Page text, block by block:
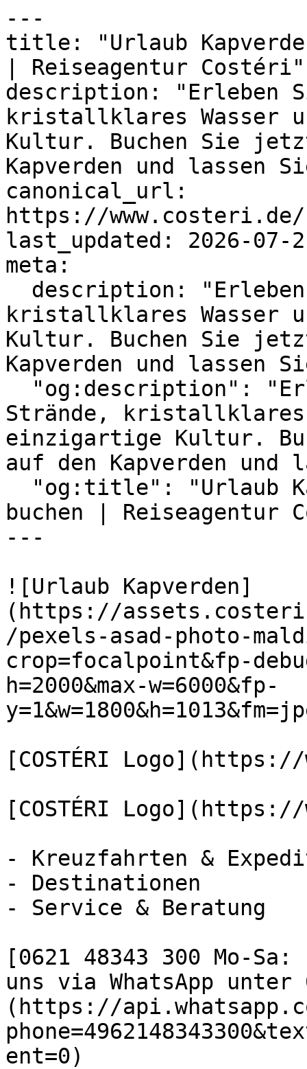
---
title: "Urlaub
| Reiseagentur Costéri"
description: "Erleben
kristallklares Wasser
Kultur. Buchen Sie
Kapverden und lassen
canonical_url:
https://
last_updated: 2026-07-
meta:
kristallklares Wasser
Kultur. Buchen Sie
Kapverden und lassen
Strände, kristallklares
einzigartige Kultur.
auf den Kapverden
buchen | Reiseagentur
---
![Urlaub Kapverden]
(https://
/pexels-asad-photo-
crop=focalpoint&fp-
h=2000&max-w=6000&fp-
[COSTÉRI
[COSTÉRI
- Kreuzfahrten &
- Destinationen
- Service & Beratung
[0621 48343 300 Mo-
uns via WhatsApp unter
(https://
ent=0)